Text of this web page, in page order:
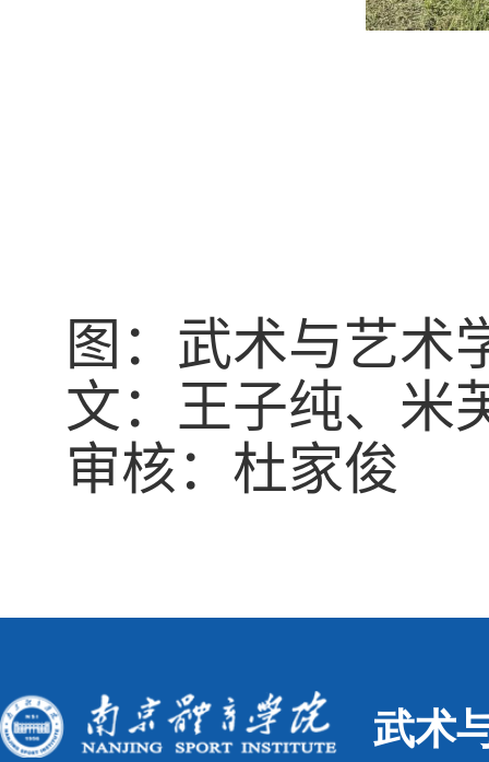
图：武术与艺术
文：王子纯、米
审核：杜家俊
武术